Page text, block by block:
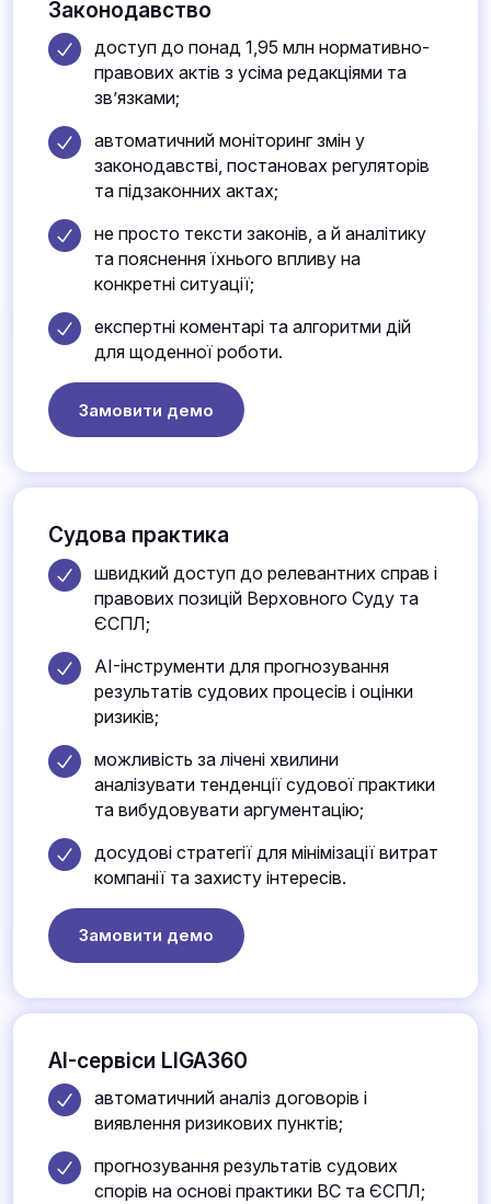
Законодавство
доступ до понад 1,95 млн нормативно-
правових актів з усіма редакціями та
зв’язками;
автоматичний моніторинг змін у
законодавстві, постановах регуляторів
та підзаконних актах;
не просто тексти законів, а й аналітику
та пояснення їхнього впливу на
конкретні ситуації;
експертні коментарі та алгоритми дій
для щоденної роботи.
Замовити демо
Судова практика
швидкий доступ до релевантних справ і
правових позицій Верховного Суду та
ЄСПЛ;
AI-інструменти для прогнозування
результатів судових процесів і оцінки
ризиків;
можливість за лічені хвилини
аналізувати тенденції судової практики
та вибудовувати аргументацію;
досудові стратегії для мінімізації витрат
компанії та захисту інтересів.
Замовити демо
AI-сервіси LIGA360
автоматичний аналіз договорів і
виявлення ризикових пунктів;
прогнозування результатів судових
спорів на основі практики ВС та ЄСПЛ;